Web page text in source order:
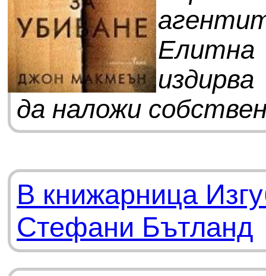
да наложи
В книжарница
Стефани Бътланд